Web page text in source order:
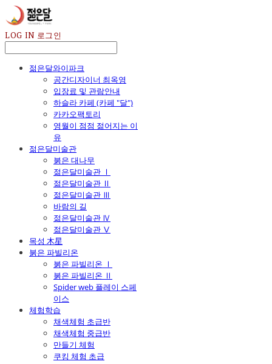
LOG IN 로그인
젊은달와이파크
공간디자이너 최옥영
입장료 및 관람안내
하슬라 카페 (카페 "달")
카카오팩토리
영월이 점점 젊어지는 이
유
젊은달미술관
붉은 대나무
젊은달미술관 Ⅰ
젊은달미술관 Ⅱ
젊은달미술관 Ⅲ
바람의 길
젊은달미술관 Ⅳ
젊은달미술관 Ⅴ
목성 木星
붉은 파빌리온
붉은 파빌리온 Ⅰ
붉은 파빌리온 Ⅱ
Spider web 플레이 스페
이스
체험학습
채색체험 초급반
채색체험 중급반
만들기 체험
쿠킹 체험 초급